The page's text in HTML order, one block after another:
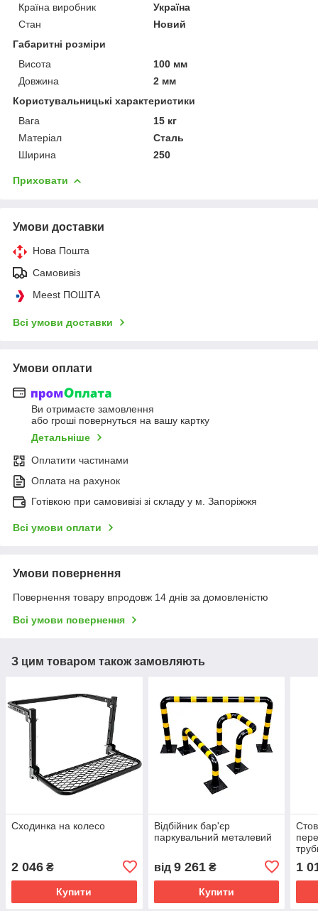
Країна виробник
Україна
Стан
Новий
Габаритні розміри
Висота
100 мм
Довжина
2 мм
Користувальницькі характеристики
Вага
15 кг
Матеріал
Сталь
Ширина
250
Приховати
Умови доставки
Нова Пошта
Самовивіз
Meest ПОШТА
Всі умови доставки
Умови оплати
Ви отримаєте замовлення
або гроші повернуться на вашу картку
Детальніше
Оплатити частинами
Оплата на рахунок
Готівкою при самовивізі зі складу у м. Запоріжжя
Всі умови оплати
Умови повернення
Повернення товару впродовж 14 днів за домовленістю
Всі умови повернення
З цим товаром також замовляють
Сходинка на колесо
2 046 ₴
Купити
Відбійник бар'єр
паркувальний металевий
від 9 261₴
Купити
1